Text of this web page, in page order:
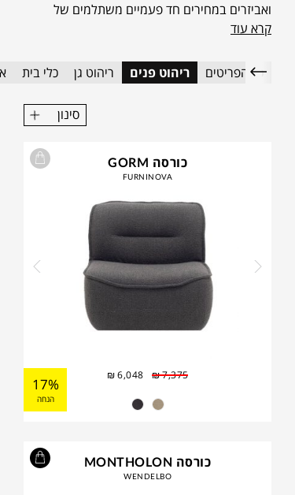
ואביזרים במחירים חד פעמיים משתלמים של
המותגים המובילים בעולם. פריטי ריהוט לבית,
עודפים וקולקציות קודמות, במחירים מפתיעים
שיקפיצו, ירימו יפתחו ויסגרו לכם כל פינה.
קרא עוד
כל הפריטים ריהוט פנים ריהוט גן כלי בית
סינון
כורסה GORM
FURNINOVA
₪7,375
₪6,048
17%
הנחה
כורסה MONTHOLON
WENDELBO